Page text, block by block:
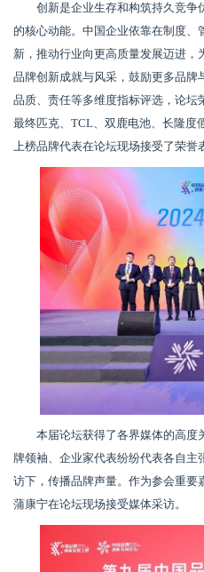
创新是企业生存和构筑持久竞争
的核心动能。中国企业依靠在制度、
新，推动行业向更高质量发展迈进，
品牌创新成就与风采，鼓励更多品牌
品质、责任等多维度指标评选，论坛
最终匹克、TCL、双鹿电池、长隆度
上榜品牌代表在论坛现场接受了荣誉
本届论坛获得了各界媒体的高度
牌领袖、企业家代表纷纷代表各自
访下，传播品牌声量。作为参会重要
蒲康宁在论坛现场接受媒体采访。